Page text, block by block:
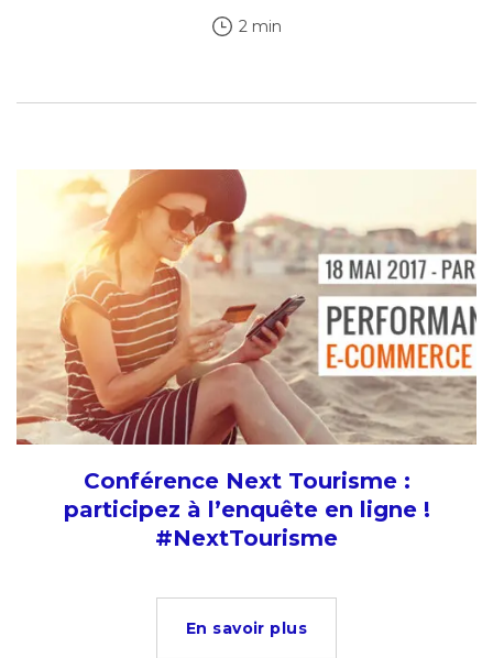
2 min
Conférence Next Tourisme :
participez à l’enquête en ligne !
#NextTourisme
En savoir plus